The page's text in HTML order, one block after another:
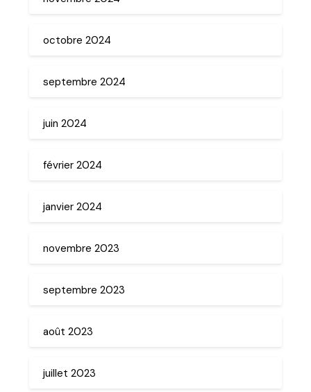
octobre 2024
septembre 2024
juin 2024
février 2024
janvier 2024
novembre 2023
septembre 2023
août 2023
juillet 2023